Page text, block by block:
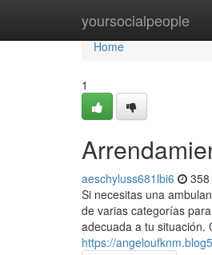
yoursocialpeople
Home
Home
1
aeschyluss681lbi6
Si necesitas una
de varias categorías
adecuada a tu situación.
https://